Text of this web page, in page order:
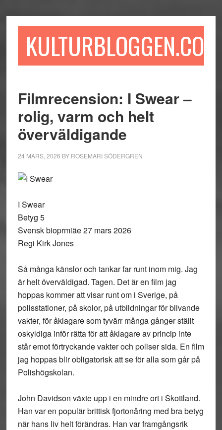
till
till
sidofältet
till
KULTURBLOGGEN.COM
Filmrecension: I Swear –
rolig, varm och helt
överväldigande
24 MARS, 2026 BY ROSEMARI SÖDERGREN
I Swear
Betyg 5
Svensk bioprmiäe 27 mars 2026
Regi Kirk Jones
Så många känslor och tankar far runt inom mig. Jag
är helt överväldigad. Tagen. Det är en film jag
hoppas kommer att visar runt om i Sverige, på
polisstationer, på skolor, på utbildningar för blivande
vakter, för åklagare som tyvärr många gånger ställt
oskyldiga inför rätta för att åklagare av princip inte
står emot förtryckande vakter och poliser sida. En film
jag hoppas blir obligatorisk att se för alla som går på
Polishögskolan.
John Davidson växte upp i en mindre ort i Skottland.
Han var en populär brittisk fjortonåring med bra betyg
när hans liv helt förändras. Han var framgångsrik